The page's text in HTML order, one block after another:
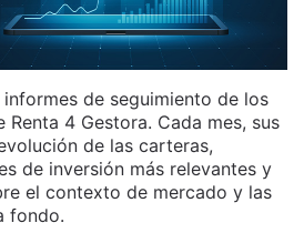
de seguimiento de los
4 Gestora. Cada mes, sus
de las carteras,
de inversión más relevantes y
el contexto de mercado y las
fondo.